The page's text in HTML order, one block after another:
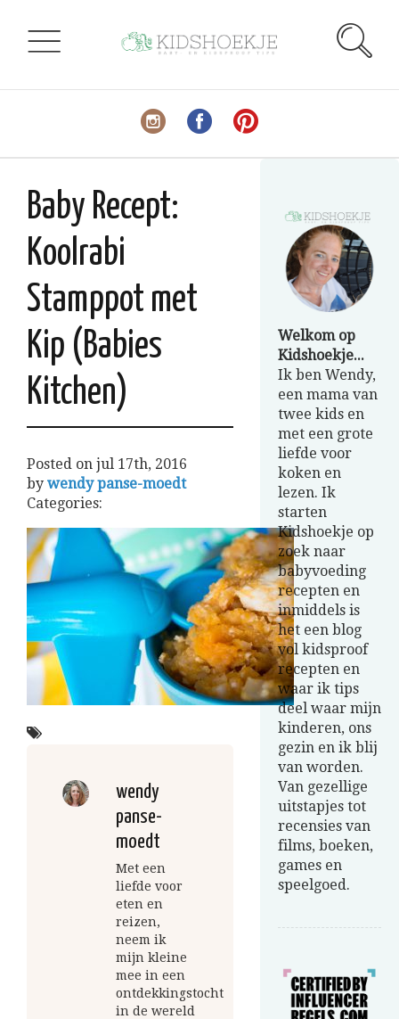
Baby Recept:
Koolrabi
Stamppot met
Kip (Babies
Kitchen)
Posted on jul 17th, 2016
by wendy panse-moedt
Categories:
wendy
panse-
moedt
Met een
liefde voor
eten en
reizen,
neem ik
mijn kleine
mee in een
ontdekkingstocht
in de wereld
Welkom op
Kidshoekje...
Ik ben Wendy,
een mama van
twee kids en
met een grote
liefde voor
koken en
lezen. Ik
starten
Kidshoekje op
zoek naar
babyvoeding
recepten en
inmiddels is
het een blog
vol kidsproof
recepten en
waar ik tips
deel waar mijn
kinderen, ons
gezin en ik blij
van worden.
Van gezellige
uitstapjes tot
recensies van
films, boeken,
games en
speelgoed.